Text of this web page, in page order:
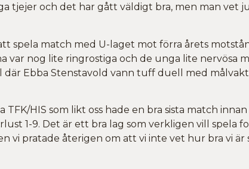
tjejer och det har gått väldigt bra, men man vet
spela match med U-laget mot förra årets
nog lite ringrostiga och de unga lite nervösa
där Ebba Stenstavold vann tuff duell med
HIS som likt oss hade en bra sista match
1-9. Det är ett bra lag som verkligen vill spela
vi pratade återigen om att vi inte vet hur bra vi